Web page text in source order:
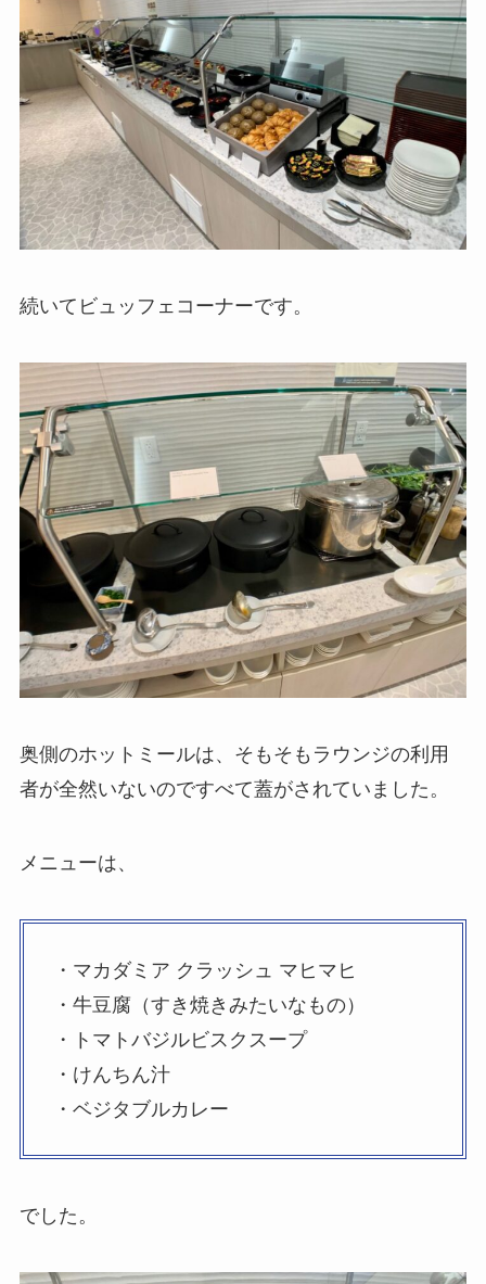
続いてビュッフェコーナーです。
奥側のホットミールは、そもそもラウンジの利用
者が全然いないのですべて蓋がされていました。
メニューは、
・マカダミア クラッシュ マヒマヒ
・牛豆腐（すき焼きみたいなもの）
・トマトバジルビスクスープ
・けんちん汁
・ベジタブルカレー
でした。